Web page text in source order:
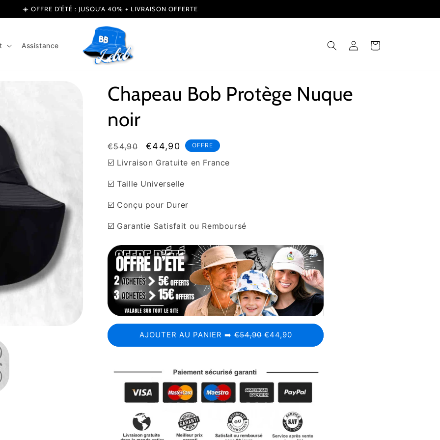
☀️ OFFRE D’ÉTÉ : JUSQU'A 40% + LIVRAISON OFFERTE
Assistance ConnexionPanier
Chapeau Bob Protège Nuque
noir
Prix
habituel
€54,90
Prix
soldé
€44,90 OFFRE
☑️ Livraison Gratuite en France
☑️ Taille Universelle
☑️ Conçu pour Durer
☑️ Garantie Satisfait ou Remboursé
AJOUTER AU PANIER ➡️€54,90 €44,90